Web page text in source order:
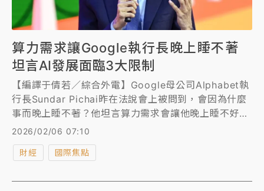
算力需求讓Google執行長晚上睡不著
坦言AI發展面臨3大限制
【編譯于倩若／綜合外電】Google母公司Alphabet執
行長Sundar Pichai昨在法說會上被問到，會因為什麼
事而晚上睡不著？他坦言算力需求會讓他晚上睡不好，
並直言AI發展面臨3大限制。
2026/02/06 07:10
財經 國際焦點